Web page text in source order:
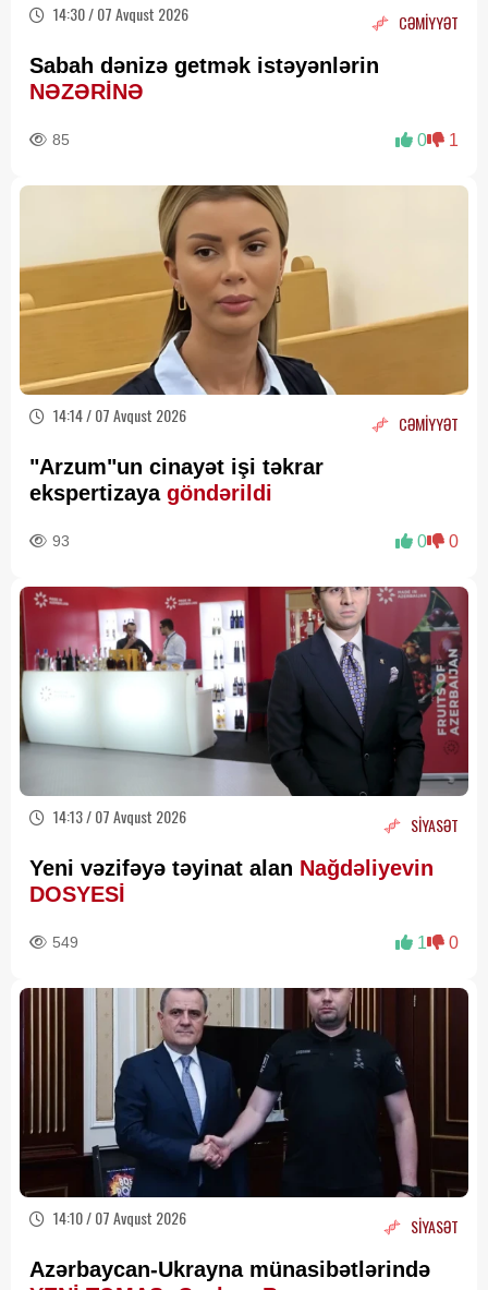
14:30 / 07 Avqust 2026 CƏMİYYƏT
Sabah dənizə getmək istəyənlərin
NƏZƏRİNƏ
85 0 1
14:14 / 07 Avqust 2026 CƏMİYYƏT
"Arzum"un cinayət işi təkrar
ekspertizaya göndərildi
93 0 0
14:13 / 07 Avqust 2026 SİYASƏT
Yeni vəzifəyə təyinat alan Nağdəliyevin
DOSYESİ
549 1 0
14:10 / 07 Avqust 2026 SİYASƏT
Azərbaycan-Ukrayna münasibətlərində